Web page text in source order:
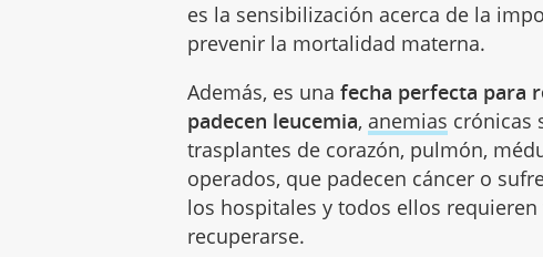
es la sensibilización acerca de la
prevenir la mortalidad materna.
Además, es unafecha perfecta para
padecen leucemia, anemias crónicas
trasplantes de corazón, pulmón,
operados, que padecen cáncer o
los hospitales y todos ellos
recuperarse.